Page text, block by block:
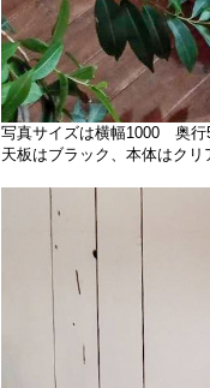
写真サイズは横幅1000 奥行
天板はブラック、本体はクリ